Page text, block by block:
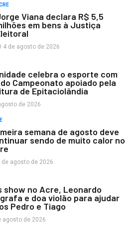
Viana declara R$ 5,5
em bens à Justiça
4 de agosto de 2026
celebra o esporte com
Campeonato apoiado pela
de Epitaciolândia
de 2026
semana de agosto deve
sendo de muito calor no
de agosto de 2026
show no Acre, Leonardo
e doa violão para ajudar
Pedro e Tiago
agosto de 2026